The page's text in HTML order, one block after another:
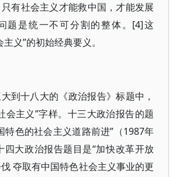
有社会主义才能救中国，才能发展
题是统一不可分割的整体。[4]这
义”的初始经典要义。
到十八大的《政治报告》标题中，
会主义”字样。十三大政治报告的题
特色的社会主义道路前进”（1987年
四大政治报告题目是“加快改革开放
夺取有中国特色社会主义事业的更